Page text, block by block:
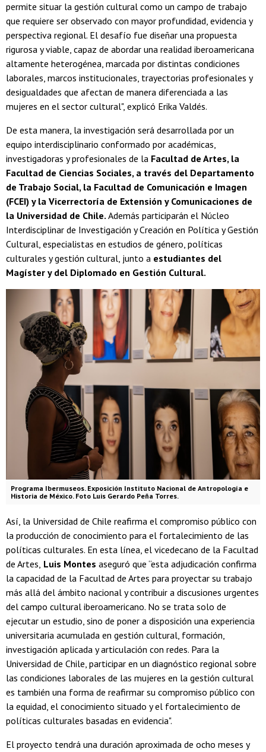
permite situar la gestión cultural como un campo de trabajo
que requiere ser observado con mayor profundidad, evidencia y
perspectiva regional. El desafío fue diseñar una propuesta
rigurosa y viable, capaz de abordar una realidad iberoamericana
altamente heterogénea, marcada por distintas condiciones
laborales, marcos institucionales, trayectorias profesionales y
desigualdades que afectan de manera diferenciada a las
mujeres en el sector cultural", explicó Erika Valdés.
De esta manera, la investigación será desarrollada por un
equipo interdisciplinario conformado por académicas,
investigadoras y profesionales de la Facultad de Artes, la
Facultad de Ciencias Sociales, a través del Departamento
de Trabajo Social, la Facultad de Comunicación e Imagen
(FCEI) y la Vicerrectoría de Extensión y Comunicaciones de
la Universidad de Chile. Además participarán el Núcleo
Interdisciplinar de Investigación y Creación en Política y Gestión
Cultural, especialistas en estudios de género, políticas
culturales y gestión cultural, junto a estudiantes del
Magíster y del Diplomado en Gestión Cultural.
Programa Ibermuseos. Exposición Instituto Nacional de Antropología e
Historia de México. Foto Luis Gerardo Peña Torres.
Así, la Universidad de Chile reafirma el compromiso público con
la producción de conocimiento para el fortalecimiento de las
políticas culturales. En esta línea, el vicedecano de la Facultad
de Artes, Luis Montes aseguró que “esta adjudicación confirma
la capacidad de la Facultad de Artes para proyectar su trabajo
más allá del ámbito nacional y contribuir a discusiones urgentes
del campo cultural iberoamericano. No se trata solo de
ejecutar un estudio, sino de poner a disposición una experiencia
universitaria acumulada en gestión cultural, formación,
investigación aplicada y articulación con redes. Para la
Universidad de Chile, participar en un diagnóstico regional sobre
las condiciones laborales de las mujeres en la gestión cultural
es también una forma de reafirmar su compromiso público con
la equidad, el conocimiento situado y el fortalecimiento de
políticas culturales basadas en evidencia".
El proyecto tendrá una duración aproximada de ocho meses y